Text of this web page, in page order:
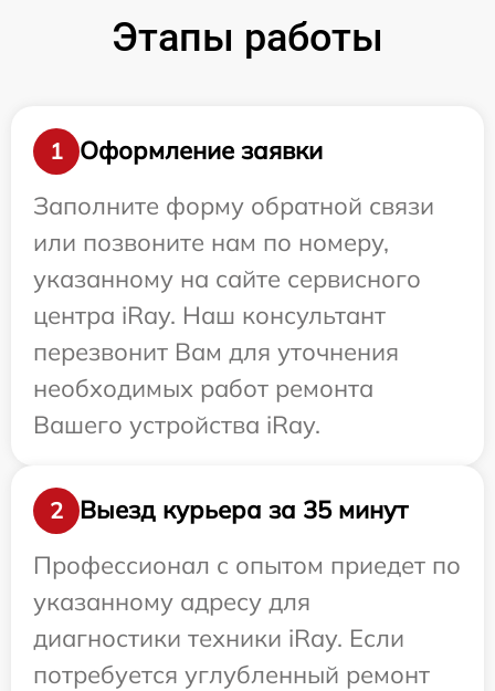
Этапы работы
1
Оформление заявки
Заполните форму обратной связи
или позвоните нам по номеру,
указанному на сайте сервисного
центра iRay. Наш консультант
перезвонит Вам для уточнения
необходимых работ ремонта
Вашего устройства iRay.
2
Выезд курьера за 35 минут
Профессионал с опытом приедет по
указанному адресу для
диагностики техники iRay. Если
потребуется углубленный ремонт